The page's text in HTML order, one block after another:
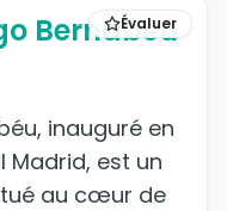
Évaluer
Bernabeu
inauguré en
Madrid, est un
au cœur de